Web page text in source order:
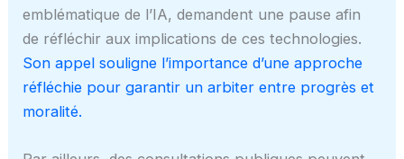
emblématique de l’IA, demandent une pause afin
de réfléchir aux implications de ces technologies.
Son appel souligne l’importance d’une approche
réfléchie pour garantir un arbiter entre progrès et
moralité.